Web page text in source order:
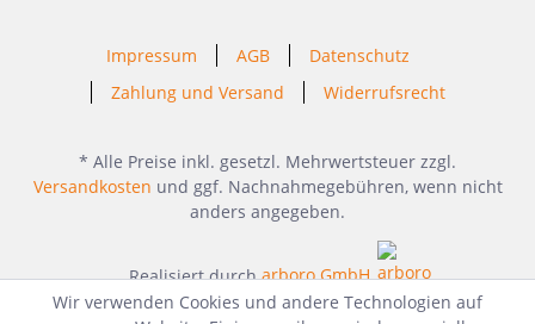
Impressum AGB
Datenschutz
Zahlung und Versand
Widerrufsrecht
* Alle Preise inkl. gesetzl. Mehrwertsteuer zzgl.
Versandkosten und ggf. Nachnahmegebühren, wenn nicht
anders angegeben.
Realisiert durcharboro GmbH
Wir verwenden Cookies und andere Technologien auf